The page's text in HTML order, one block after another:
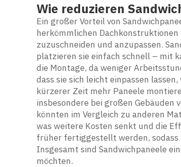
Wie reduzieren
Ein großer Vorteil von
herkömmlichen
zuzuschneiden und anzupassen.
platzieren sie einfach schnell – mit
die Montage, da weniger
dass sie sich leicht einpassen
kürzerer Zeit mehr Paneele
insbesondere bei großen Gebäuden
könnten im Vergleich zu anderen
was weitere Kosten senkt und die
früher fertiggestellt werden, sodass
Insgesamt sind Sandwichpaneele
möchten.